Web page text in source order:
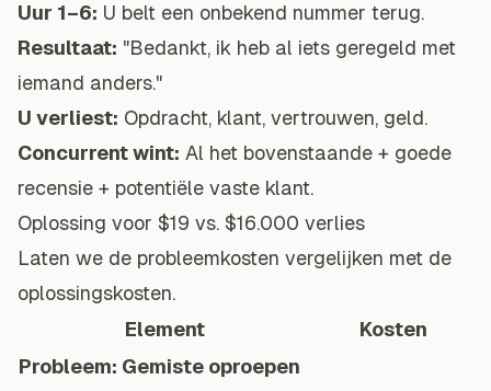
Uur 1–6: U belt een onbekend nummer terug.
Resultaat: "Bedankt, ik heb al iets geregeld met
iemand anders."
U verliest: Opdracht, klant, vertrouwen, geld.
Concurrent wint: Al het bovenstaande + goede
recensie + potentiële vaste klant.
Oplossing voor $19 vs. $16.000 verlies
Laten we de probleemkosten vergelijken met de
oplossingskosten.
Element
Kosten
Probleem: Gemiste oproepen